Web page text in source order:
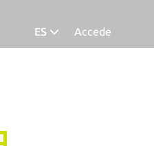
ES Accede